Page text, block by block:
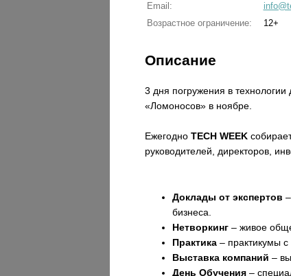
Email:
Возрастное ограничение:
12+
Описание
3 дня погружения в
«Ломоносов» в ноябре.
ЕжегодноTECH WEEK
руководителей, директоров,
Доклады от экспертов
бизнеса.
Нетворкинг – живое
Практика – практикумы
Выставка компаний –
День Обучения –